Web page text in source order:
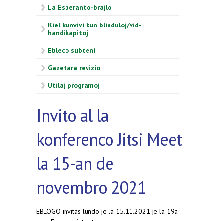
La Esperanto-brajlo
Kiel kunvivi kun blinduloj/vid-
handikapitoj
Ebleco subteni
Gazetara revizio
Utilaj programoj
Invito al la
konferenco Jitsi Meet
la 15-an de
novembro 2021
EBLOGO invitas lundo je la 15.11.2021 je la 19a